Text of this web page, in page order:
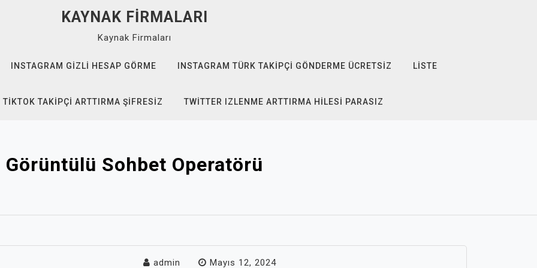
KAYNAK FIRMALARI
Kaynak Firmaları
INSTAGRAM GIZLI HESAP GÖRME INSTAGRAM TÜRK TAKIPÇI GÖNDERME ÜCRETSIZ LISTE
TIKTOK TAKIPÇI ARTTIRMA ŞIFRESIZ TWITTER IZLENME ARTTIRMA HILESI PARASIZ
Görüntülü Sohbet Operatörü
admin Mayıs 12, 2024